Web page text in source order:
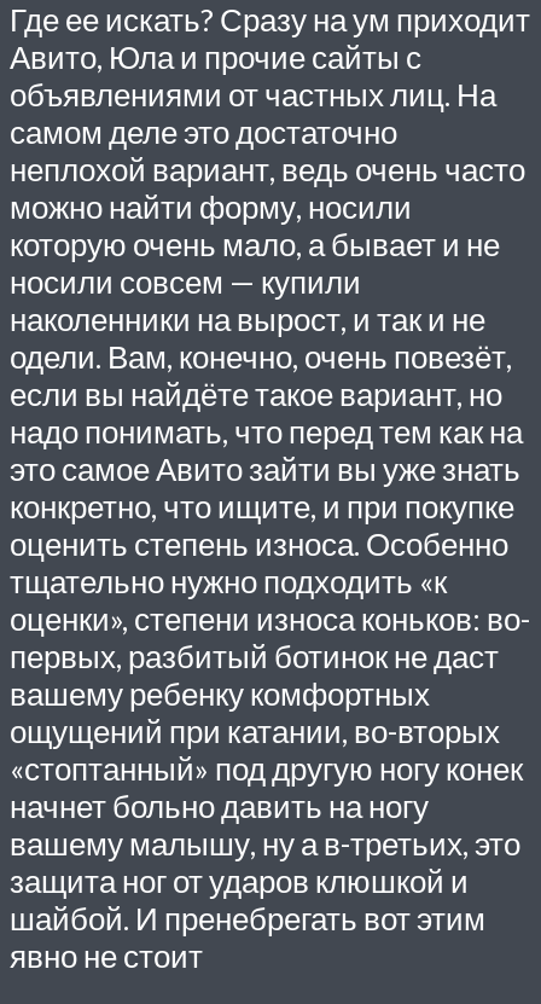
Где ее искать? Сразу на ум приходит
Авито, Юла и прочие сайты с
объявлениями от частных лиц. На
самом деле это достаточно
неплохой вариант, ведь очень часто
можно найти форму, носили
которую очень мало, а бывает и не
носили совсем — купили
наколенники на вырост, и так и не
одели. Вам, конечно, очень повезёт,
если вы найдёте такое вариант, но
надо понимать, что перед тем как на
это самое Авито зайти вы уже знать
конкретно, что ищите, и при покупке
оценить степень износа. Особенно
тщательно нужно подходить «к
оценки», степени износа коньков: во-
первых, разбитый ботинок не даст
вашему ребенку комфортных
ощущений при катании, во-вторых
«стоптанный» под другую ногу конек
начнет больно давить на ногу
вашему малышу, ну а в-третьих, это
защита ног от ударов клюшкой и
шайбой. И пренебрегать вот этим
явно не стоит